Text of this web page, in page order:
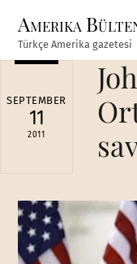
content
Amerika
Türkçe Amerika gazetesi
SEPTEMBER
11
2011